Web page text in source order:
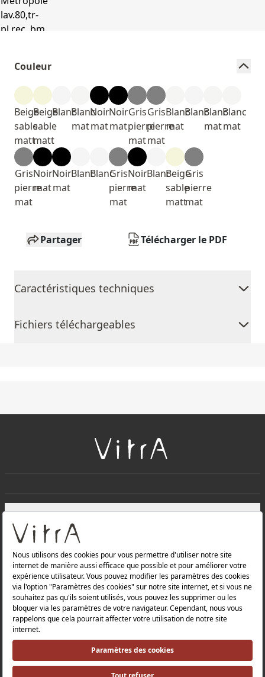
Couleur
Beige
sable
matt
Beige
sable
matt
BlancBlanc
mat
Noir
mat
Noir
mat
Gris
pierre
mat
Gris
pierre
mat
Blanc
mat
BlancBlanc
mat
Blanc
mat
Gris
pierre
mat
Noir
mat
Noir
mat
BlancBlancGris
pierre
mat
Noir
mat
BlancBeige
sable
matt
Gris
pierre
mat
Partager Télécharger le PDF
Caractéristiques techniques
Fichiers téléchargeables
Produits
Politique de confidentialité et politique de protection des
Politique de qualité |
Politique de santé et de sécurité au travail |
Politique environnementale |